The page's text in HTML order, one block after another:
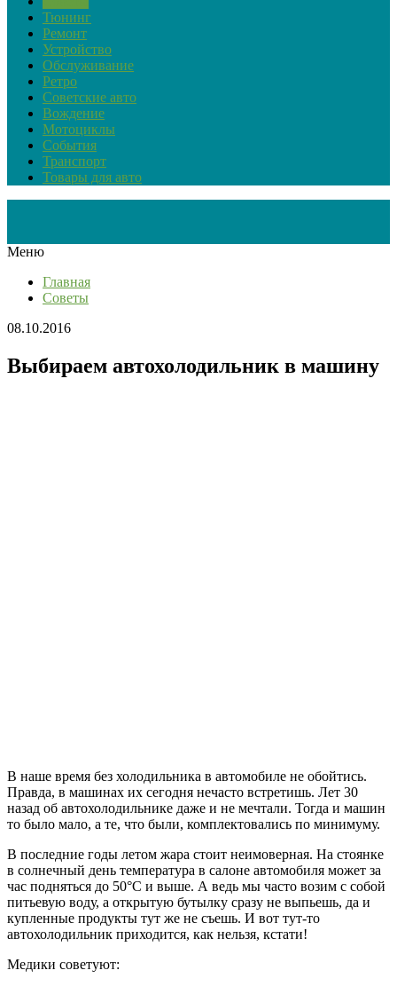
Тюнинг
Ремонт
Устройство
Обслуживание
Ретро
Советские авто
Вождение
Мотоциклы
События
Транспорт
Товары для авто
Меню
Главная
Советы
08.10.2016
Выбираем автохолодильник в машину
В наше время без холодильника в автомобиле не обойтись.
Правда, в машинах их сегодня нечасто встретишь. Лет 30
назад об автохолодильнике даже и не мечтали. Тогда и машин
то было мало, а те, что были, комплектовались по минимуму.
В последние годы летом жара стоит неимоверная. На стоянке
в солнечный день температура в салоне автомобиля может за
час подняться до 50°C и выше. А ведь мы часто возим с собой
питьевую воду, а открытую бутылку сразу не выпьешь, да и
купленные продукты тут же не съешь. И вот тут-то
автохолодильник приходится, как нельзя, кстати!
Медики советуют: